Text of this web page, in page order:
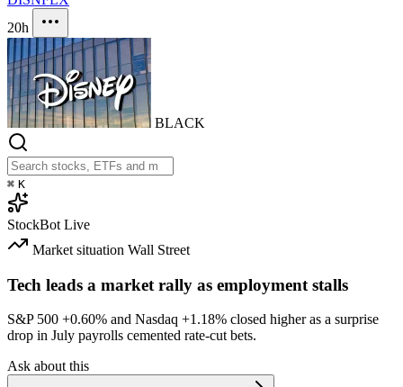
20h
BLACK
⌘ K
StockBot Live
Market situation Wall Street
Tech leads a market rally as employment stalls
S&P 500 +0.60% and Nasdaq +1.18% closed higher as a surprise
drop in July payrolls cemented rate-cut bets.
Ask about this